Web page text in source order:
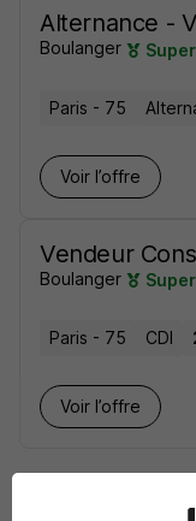
Alternance -
Boulanger
Paris - 75
Voir l’offre
Vendeur
Boulanger
Paris - 75 CDI
Voir l’offre